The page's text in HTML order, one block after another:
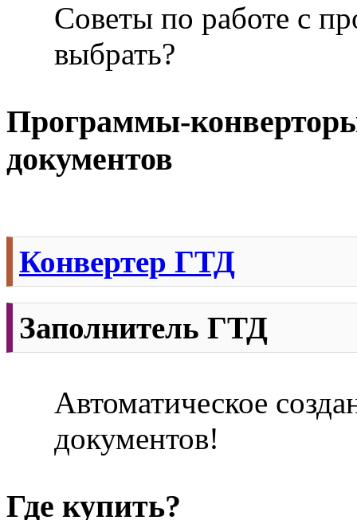
Советы по работе с
выбрать?
Программы-
документов
Конвертер ГТД
Заполнитель ГТД
Автоматическое
документов!
Где купить?